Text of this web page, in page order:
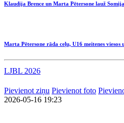
Klaudija Brence un Marta Pētersone lauž
Marta Pētersone rāda ceļu, U16 meitenes viesos
LJBL 2026
Pievienot ziņu Pievienot foto
2026-05-16 19:23